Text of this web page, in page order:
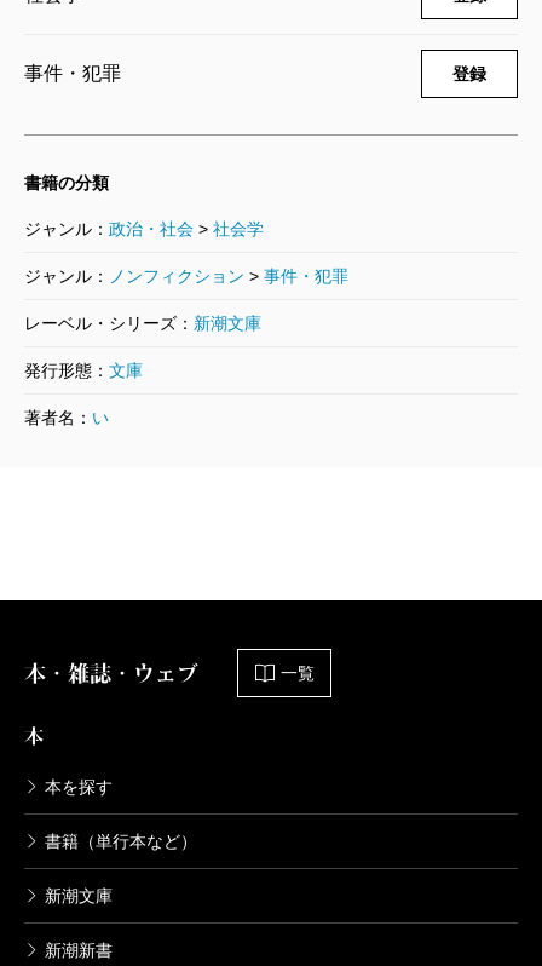
著者が取材を進めると、確かに子供が憎くて殺した
わけではなさそうだ。彼らなりにうそ偽りなく発した
言葉ではあるが、一般の感覚とは絶望的なまでにずれ
は、懲役19年の判決を下された理玖君の父親を拘置所
に訪ねる。すると、「自分は理玖をちゃんと育ててい
た。殺していない」と言い張る。我が子を塗炭の苦し
みに追いやってなんという言い草か、と憤るところだ
昔、どこかで読んだことがある。殺人事件が起きた
ことは間違いない。しかし実はその背後に、元凶と思
章だった。
三つの事件はまさしくそれだ。著者は、綿密な取材
によって親族を割り出す。その親族の証言によって、
それぞれの犯人の成育歴、家庭環境が、ときには三代
まで遡って明らかにされる。そして真の“犯人”が暴かれ
事件・犯罪 登録
書籍の分類
ジャンル： 政治・社会 > 社会学
ジャンル： ノンフィクション > 事件・犯罪
レーベル・シリーズ： 新潮文庫
発行形態： 文庫
著者名： い
本・雑誌・ウェブ 一覧
本
本を探す
書籍（単行本など）
新潮文庫
新潮新書